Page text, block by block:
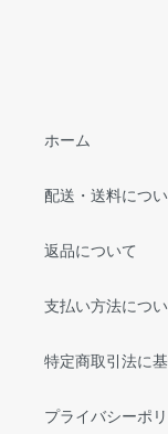
ホーム
配送・送料につ
返品について
支払い方法につ
特定商取引法に
プライバシーポ